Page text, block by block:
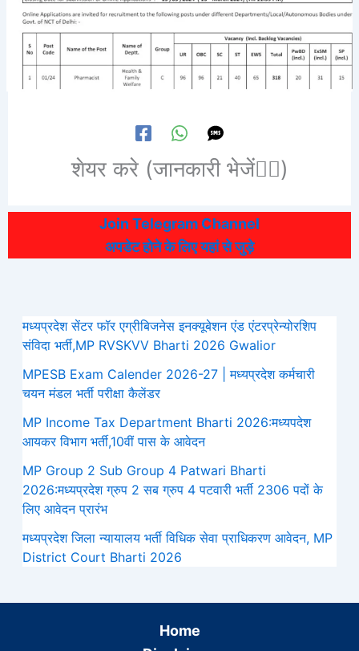
शेयर करे (जानकारी भेजें👆🏻)
Join Telegram Channel
अपडेट होने के लिए यहां से जुड़े
मध्यप्रदेश सेंटर फॉर एग्रीबिजनेस इनक्यूबेशन एंड एंटरप्रेन्योरशिप
संविदा भर्ती,MP RVSKVV Bharti 2026 Gwalior
MPESB Exam Calender 2026-27 | मध्यप्रदेश कर्मचारी
चयन मंडल भर्ती परीक्षा कैलेंडर
MP Income Tax Department Bharti 2026:मध्‍यपदेश
आयकर विभाग भर्ती,10वीं पास के आवेदन
MP Group 2 Sub Group 4 Patwari Bharti
2026:मध्यप्रदेश ग्रुप 2 सब ग्रुप 4 पटवारी भर्ती 2306 पदों के
लिए आवेदन प्रारंभ
मध्‍यप्रदेश जिला न्यायालय भर्ती विधिक सेवा प्राधिकरण आवेदन, MP
District Court Bharti 2026
Home